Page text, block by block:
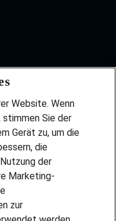
Website. Wenn
stimmen Sie der
Gerät zu, um die
die
der
Marketing-
zur